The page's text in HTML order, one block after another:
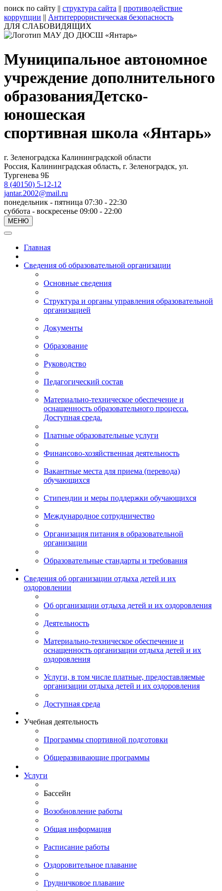
поиск по сайту || структура сайта || противодействие
коррупции || Антитеррористическая безопасность
ДЛЯ СЛАБОВИДЯЩИХ
Муниципальное автономное
учреждение дополнительного
образованияДетско-
юношеская
спортивная школа «Янтарь»
г. Зеленоградска Калининградской области
Россия, Калининградская область, г. Зеленоградск, ул.
Тургенева 9Б
8 (40150) 5-12-12
jantar.2002@mail.ru
понедельник - пятница 07:30 - 22:30
суббота - воскресенье 09:00 - 22:00
МЕНЮ
Главная
Сведения об образовательной организации
Основные сведения
Структура и органы управления образовательной
организацией
Документы
Образование
Руководство
Педагогический состав
Материально-техническое обеспечение и
оснащенность образовательного процесса.
Доступная среда.
Платные образовательные услуги
Финансово-хозяйственная деятельность
Вакантные места для приема (перевода)
обучающихся
Стипендии и меры поддержки обучающихся
Международное сотрудничество
Организация питания в образовательной
организации
Образовательные стандарты и требования
Сведения об организации отдыха детей и их
оздоровлении
Об организации отдыха детей и их оздоровления
Деятельность
Материально-техническое обеспечение и
оснащенность организации отдыха детей и их
оздоровления
Услуги, в том числе платные, предоставляемые
организации отдыха детей и их оздоровления
Доступная среда
Учебная деятельность
Программы спортивной подготовки
Общеразвивающие программы
Услуги
Бассейн
Возобновление работы
Общая информация
Расписание работы
Оздоровительное плавание
Грудничковое плавание